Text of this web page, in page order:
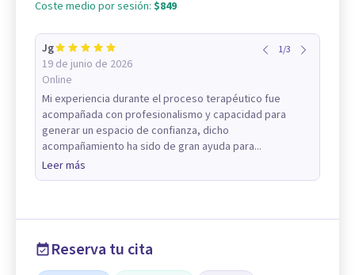
Coste medio por sesión: $849
Jg
19 de junio de 2026
Online
1/3
Mi experiencia durante el proceso terapéutico fue
acompañada con profesionalismo y capacidad para
generar un espacio de confianza, dicho
acompañamiento ha sido de gran ayuda para...
Leer más
Reserva tu cita